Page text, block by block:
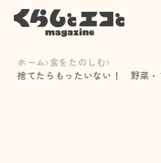
ホーム 食をたのしむ
捨てたらもったいない！ 野菜・